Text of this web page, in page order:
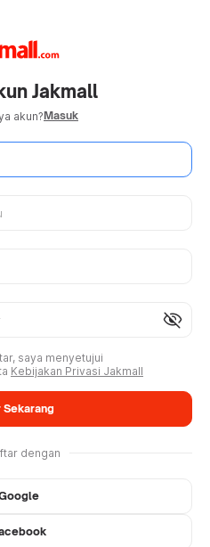
Jakmall
akun?Masuk
visibility_off
saya menyetujui
Kebijakan Privasi Jakmall
Sekarang
dengan